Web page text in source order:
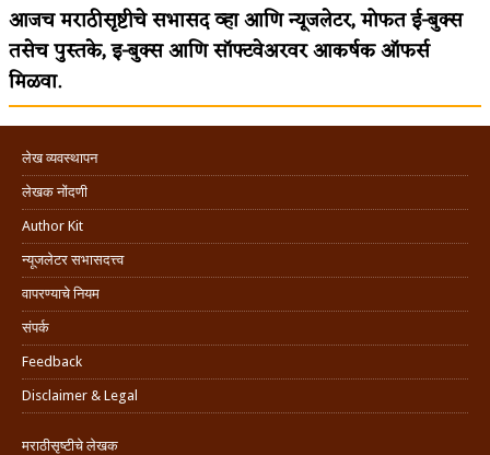
आजच मराठीसृष्टीचे सभासद व्हा आणि न्यूजलेटर, मोफत ई-बुक्स
तसेच पुस्तके, इ-बुक्स आणि सॉफ्टवेअरवर आकर्षक ऑफर्स
मिळवा.
लेख व्यवस्थापन
लेखक नोंदणी
Author Kit
न्यूजलेटर सभासदत्त्व
वापरण्याचे नियम
संपर्क
Feedback
Disclaimer & Legal
मराठीसृष्टीचे लेखक